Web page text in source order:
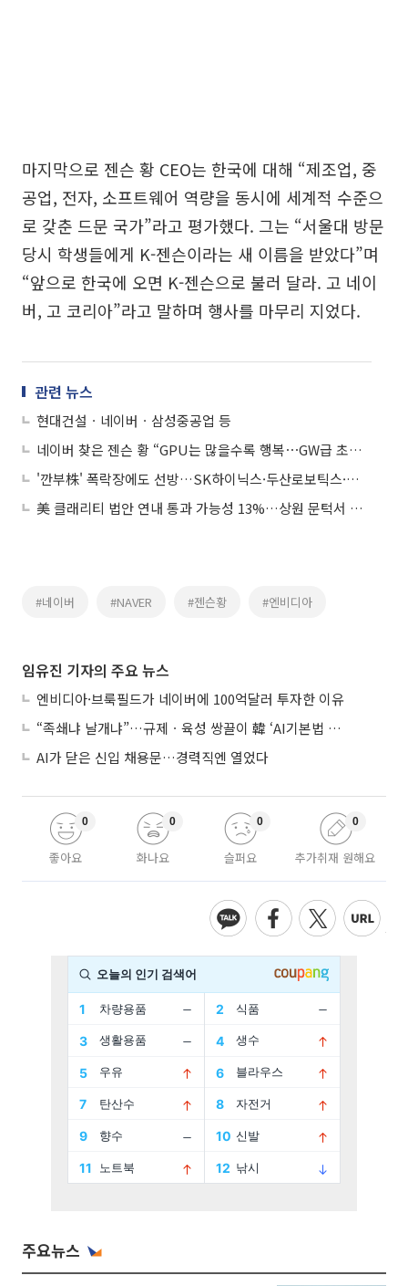
마지막으로 젠슨 황 CEO는 한국에 대해 “제조업, 중
공업, 전자, 소프트웨어 역량을 동시에 세계적 수준으
로 갖춘 드문 국가”라고 평가했다. 그는 “서울대 방문
당시 학생들에게 K-젠슨이라는 새 이름을 받았다”며
“앞으로 한국에 오면 K-젠슨으로 불러 달라. 고 네이
버, 고 코리아”라고 말하며 행사를 마무리 지었다.
관련 뉴스
현대건설ㆍ네이버ㆍ삼성중공업 등
네이버 찾은 젠슨 황 “GPU는 많을수록 행복⋯GW급 초대형 AI 인프라 협력”
'깐부株' 폭락장에도 선방…SK하이닉스·두산로보틱스·네이버는 낙폭 방어
美 클래리티 법안 연내 통과 가능성 13%…상원 문턱서 제동
#네이버 #NAVER #젠슨황 #엔비디아
임유진 기자의 주요 뉴스
엔비디아·브룩필드가 네이버에 100억달러 투자한 이유
“족쇄냐 날개냐”…규제ㆍ육성 쌍끌이 韓 ‘AI기본법 개정안’ 오늘 시행
AI가 닫은 신입 채용문…경력직엔 열었다
좋아요
0
화나요
0
슬퍼요
0
추가취재 원해요
0
주요뉴스